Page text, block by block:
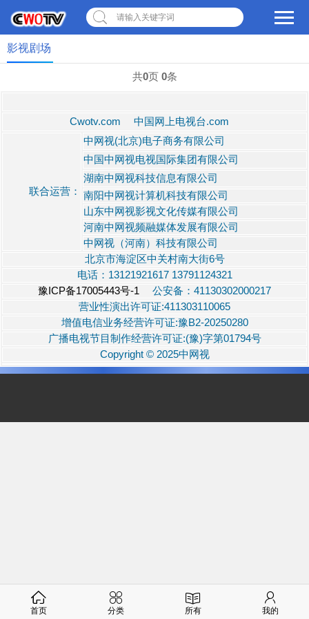
请输入关键字词
影视剧场
共0页 0条
Cwotv.com 中国网上电视台.com
联合运营：
中网视(北京)电子商务有限公司
中国中网视电视国际集团有限公司
湖南中网视科技信息有限公司
南阳中网视计算机科技有限公司
山东中网视影视文化传媒有限公司
河南中网视频融媒体发展有限公司
中网视（河南）科技有限公司
北京市海淀区中关村南大街6号
电话：13121921617 13791124321
豫ICP备17005443号-1
公安备：41130302000217
营业性演出许可证:411303110065
增值电信业务经营许可证:豫B2-20250280
广播电视节目制作经营许可证:(豫)字第01794号
Copyright © 2025中网视
首页 分类 所有 我的